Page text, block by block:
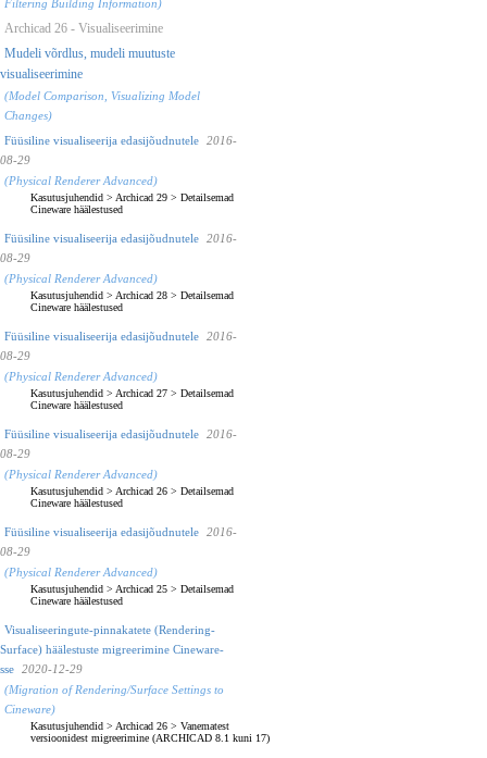
Filtering Building Information)
Archicad 26 - Visualiseerimine
Mudeli võrdlus, mudeli muutuste
visualiseerimine
(Model Comparison, Visualizing Model
Changes)
Füüsiline visualiseerija edasijõudnutele
2016-
08-29
(Physical Renderer Advanced)
Kasutusjuhendid > Archicad 29 > Detailsemad
Cineware häälestused
Füüsiline visualiseerija edasijõudnutele
2016-
08-29
(Physical Renderer Advanced)
Kasutusjuhendid > Archicad 28 > Detailsemad
Cineware häälestused
Füüsiline visualiseerija edasijõudnutele
2016-
08-29
(Physical Renderer Advanced)
Kasutusjuhendid > Archicad 27 > Detailsemad
Cineware häälestused
Füüsiline visualiseerija edasijõudnutele
2016-
08-29
(Physical Renderer Advanced)
Kasutusjuhendid > Archicad 26 > Detailsemad
Cineware häälestused
Füüsiline visualiseerija edasijõudnutele
2016-
08-29
(Physical Renderer Advanced)
Kasutusjuhendid > Archicad 25 > Detailsemad
Cineware häälestused
Visualiseeringute-pinnakatete (Rendering-
Surface) häälestuste migreerimine Cineware-
sse
2020-12-29
(Migration of Rendering/Surface Settings to
Cineware)
Kasutusjuhendid > Archicad 26 > Vanematest
versioonidest migreerimine (ARCHICAD 8.1 kuni 17)